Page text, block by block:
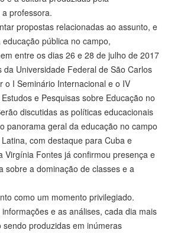
professora.
propostas relacionadas ao assunto, e
pública no campo,
entre os dias 26 e 28 de julho de 2017
da Universidade Federal de São Carlos
o I Seminário Internacional e o IV
e Pesquisas sobre Educação no
discutidas as políticas educacionais
panorama geral da educação no campo
com destaque para Cuba e
Virgínia Fontes já confirmou presença e
sobre a dominação de classes e a
como um momento privilegiado.
e as análises, cada dia mais
produzidas em inúmeras